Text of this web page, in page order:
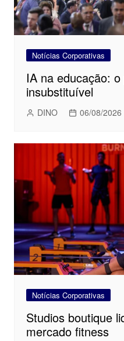
Notícias Corporativas
IA na educação:
insubstituível
DINO 06/08/2026
Notícias Corporativas
Studios boutique
mercado fitness